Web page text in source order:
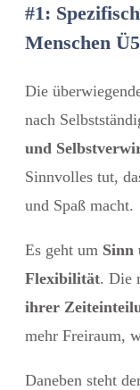
#1:
Menschen
Die
nach
und
Sinnvolles tut,
und Spaß macht.
Es geht um Sinn
Flexibilität. Die
ihrer
mehr Freiraum,
Daneben steht